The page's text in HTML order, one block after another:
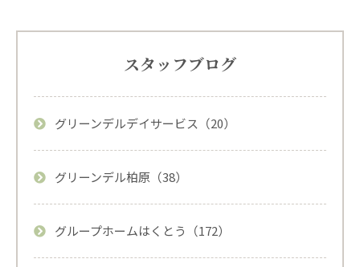
スタッフブログ
グリーンデルデイサービス（20）
グリーンデル柏原（38）
グループホームはくとう（172）